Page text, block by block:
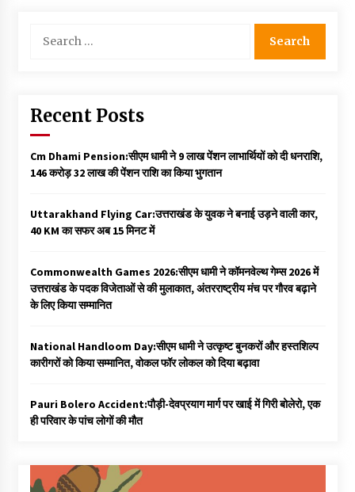
for:
Recent Posts
Cm Dhami Pension:सीएम धामी ने 9 लाख पेंशन लाभार्थियों को दी धनराशि, ₹
146 करोड़ 32 लाख की पेंशन राशि का किया भुगतान
Uttarakhand Flying Car:उत्तराखंड के युवक ने बनाई उड़ने वाली कार,
40 KM का सफर अब 15 मिनट में
Commonwealth Games 2026:सीएम धामी ने कॉमनवेल्थ गेम्स 2026 में
उत्तराखंड के पदक विजेताओं से की मुलाकात, अंतरराष्ट्रीय मंच पर गौरव बढ़ाने
के लिए किया सम्मानित
National Handloom Day:सीएम धामी ने उत्कृष्ट बुनकरों और हस्तशिल्प
कारीगरों को किया सम्मानित, वोकल फॉर लोकल को दिया बढ़ावा
Pauri Bolero Accident:पौड़ी-देवप्रयाग मार्ग पर खाई में गिरी बोलेरो, एक
ही परिवार के पांच लोगों की मौत